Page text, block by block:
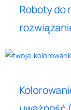
Roboty do